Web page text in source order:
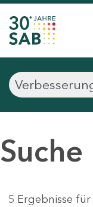
Suche
5 Ergebnisse für